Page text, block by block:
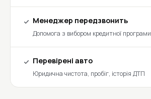
Менеджер передзвонить
Допомога з вибором кредитної програми
Перевірені авто
Юридична чистота, пробіг, історія ДТП